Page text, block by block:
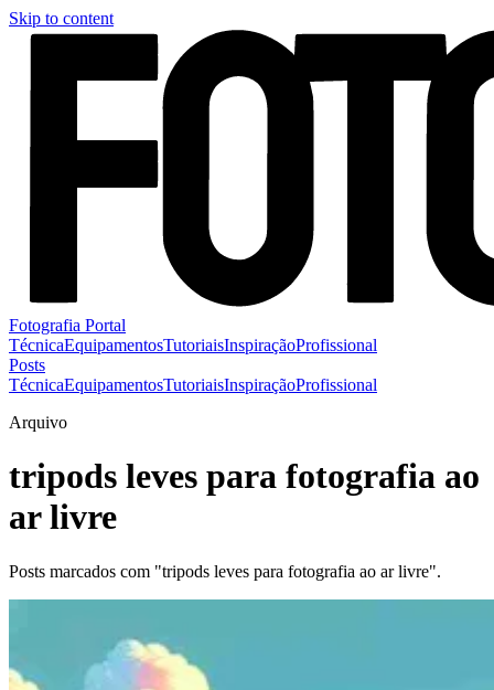
Skip to content
Fotografia Portal
TécnicaEquipamentosTutoriaisInspiraçãoProfissional
Posts
TécnicaEquipamentosTutoriaisInspiraçãoProfissional
Arquivo
tripods leves para fotografia ao
ar livre
Posts marcados com "tripods leves para fotografia ao ar livre".